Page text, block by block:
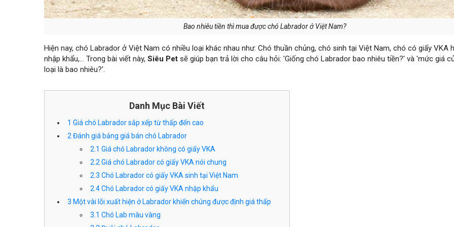
Bao nhiêu tiền thì mua được chó Labrador ở Việt Nam?
Hiện nay, chó Labrador ở Việt Nam có nhiều loại khác nhau như: Chó thuần chủng, chó sinh tại Việt Nam, chó có giấy VKA
nhập khẩu,… Trong bài viết này, Siêu Pet sẽ giúp bạn trả lời cho câu hỏi: 'Giống chó Labrador bao nhiêu tiền?' và 'mức giá
loại là bao nhiêu?'.
Danh Mục Bài Viết
1 Giá chó Labrador sắp xếp từ thấp đến cao
2 Đánh giá bảng giá bán chó Labrador
2.1 Giá chó Labrador không có giấy VKA
2.2 Giá chó Labrador có giấy VKA nói chung
2.3 Chó Labrador có giấy VKA sinh tại Việt Nam
2.4Chó Labrador có giấy VKA nhập khẩu
3 Một vài lỗi xuất hiện ở Labrador khiến chúng được định giá thấp
3.1 Chó Lab màu vàng